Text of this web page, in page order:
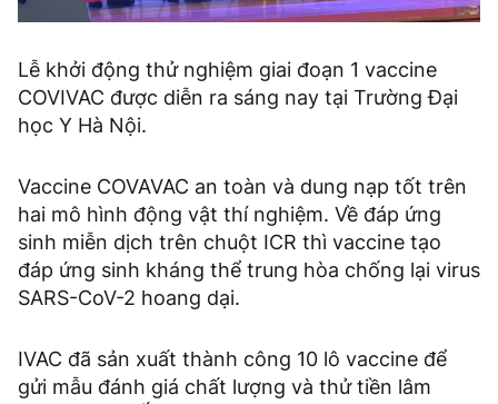
Lễ khởi động thử nghiệm giai đoạn 1 vaccine
COVIVAC được diễn ra sáng nay tại Trường Đại
học Y Hà Nội.
Vaccine COVAVAC an toàn và dung nạp tốt trên
hai mô hình động vật thí nghiệm. Về đáp ứng
sinh miễn dịch trên chuột ICR thì vaccine tạo
đáp ứng sinh kháng thể trung hòa chống lại virus
SARS-CoV-2 hoang dại.
IVAC đã sản xuất thành công 10 lô vaccine để
gửi mẫu đánh giá chất lượng và thử tiền lâm